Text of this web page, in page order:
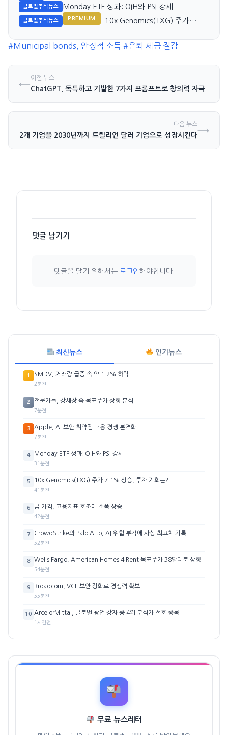
글로벌주식뉴스 Monday ETF 성과: OIH와 PSI 강세
글로벌주식뉴스 PREMIUM
10x Genomics(TXG) 주가
#Municipal bonds, 안정적 소득 #은퇴 세금 절감
←이전 뉴스
ChatGPT, 독특하고 기발한 7가지 프롬프트로 창의력 자극
다음 뉴스
족이 2개 기업을 2030년까지 트릴리언 달러 기업으로 성장시킨다→
댓글 남기기
댓글을 달기 위해서는 로그인해야합니다.
최신뉴스 인기뉴스
1 SMDV, 거래량 급증 속 약 1.2% 하락
2분전
2 전문가들, 강세장 속 목표주가 상향 분석
7분전
3 Apple, AI 보안 취약점 대응 경쟁 본격화
7분전
4 Monday ETF 성과: OIH와 PSI 강세
31분전
5 10x Genomics(TXG) 주가 7.1% 상승, 투자 기회는?
41분전
6 금 가격, 고용지표 호조에 소폭 상승
42분전
7 CrowdStrike와 Palo Alto, AI 위협 부각에 사상 최고치 기록
52분전
8 Wells Fargo, American Homes 4 Rent 목표주가 38달러로 상향
54분전
9 Broadcom, VCF 보안 강화로 경쟁력 확보
55분전
10 ArcelorMittal, 글로벌 광업 강자 중 4위 분석가 선호 종목
1시간전
무료 뉴스레터